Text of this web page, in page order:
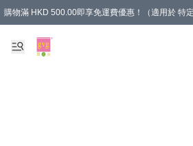
購物滿 HKD 500.00即享免運費優惠！（適用於 特